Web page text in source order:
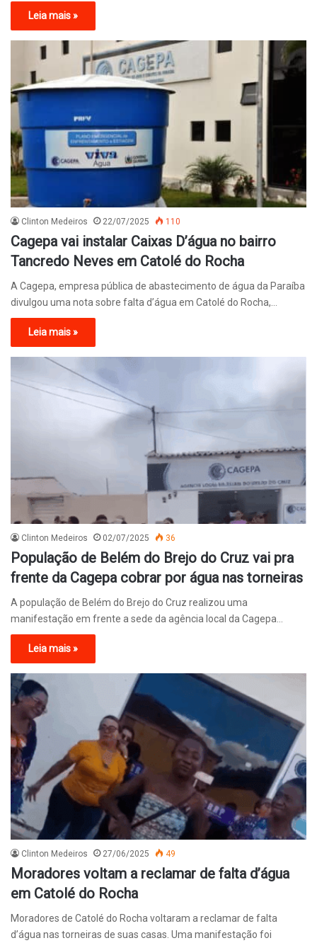
Leia mais »
Clinton Medeiros 22/07/2025 110
Cagepa vai instalar Caixas D’água no bairro
Tancredo Neves em Catolé do Rocha
A Cagepa, empresa pública de abastecimento de água da Paraíba
divulgou uma nota sobre falta d’água em Catolé do Rocha,…
Leia mais »
Clinton Medeiros 02/07/2025 36
População de Belém do Brejo do Cruz vai pra
frente da Cagepa cobrar por água nas torneiras
A população de Belém do Brejo do Cruz realizou uma
manifestação em frente a sede da agência local da Cagepa…
Leia mais »
Clinton Medeiros 27/06/2025 49
Moradores voltam a reclamar de falta d’água
em Catolé do Rocha
Moradores de Catolé do Rocha voltaram a reclamar de falta
d’água nas torneiras de suas casas. Uma manifestação foi